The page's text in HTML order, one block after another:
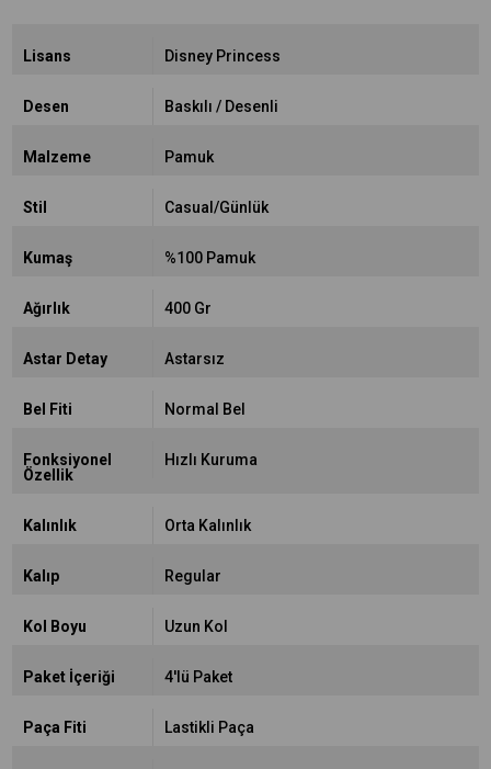
Lisans Disney Princess
Desen Baskılı / Desenli
Malzeme Pamuk
Stil Casual/Günlük
Kumaş %100 Pamuk
Ağırlık 400 Gr
Astar Detay Astarsız
Bel Fiti Normal Bel
Fonksiyonel
Özellik
Hızlı Kuruma
Kalınlık Orta Kalınlık
Kalıp Regular
Kol Boyu Uzun Kol
Paket İçeriği 4'lü Paket
Paça Fiti Lastikli Paça